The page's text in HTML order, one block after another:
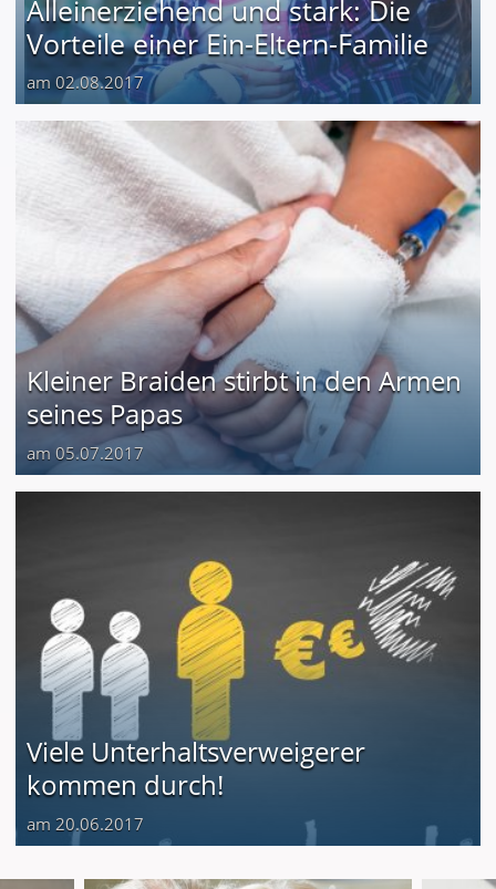
Alleinerziehend und stark: Die
Vorteile einer Ein-Eltern-Familie
am 02.08.2017
Kleiner Braiden stirbt in den Armen
seines Papas
am 05.07.2017
Viele Unterhaltsverweigerer
kommen durch!
am 20.06.2017